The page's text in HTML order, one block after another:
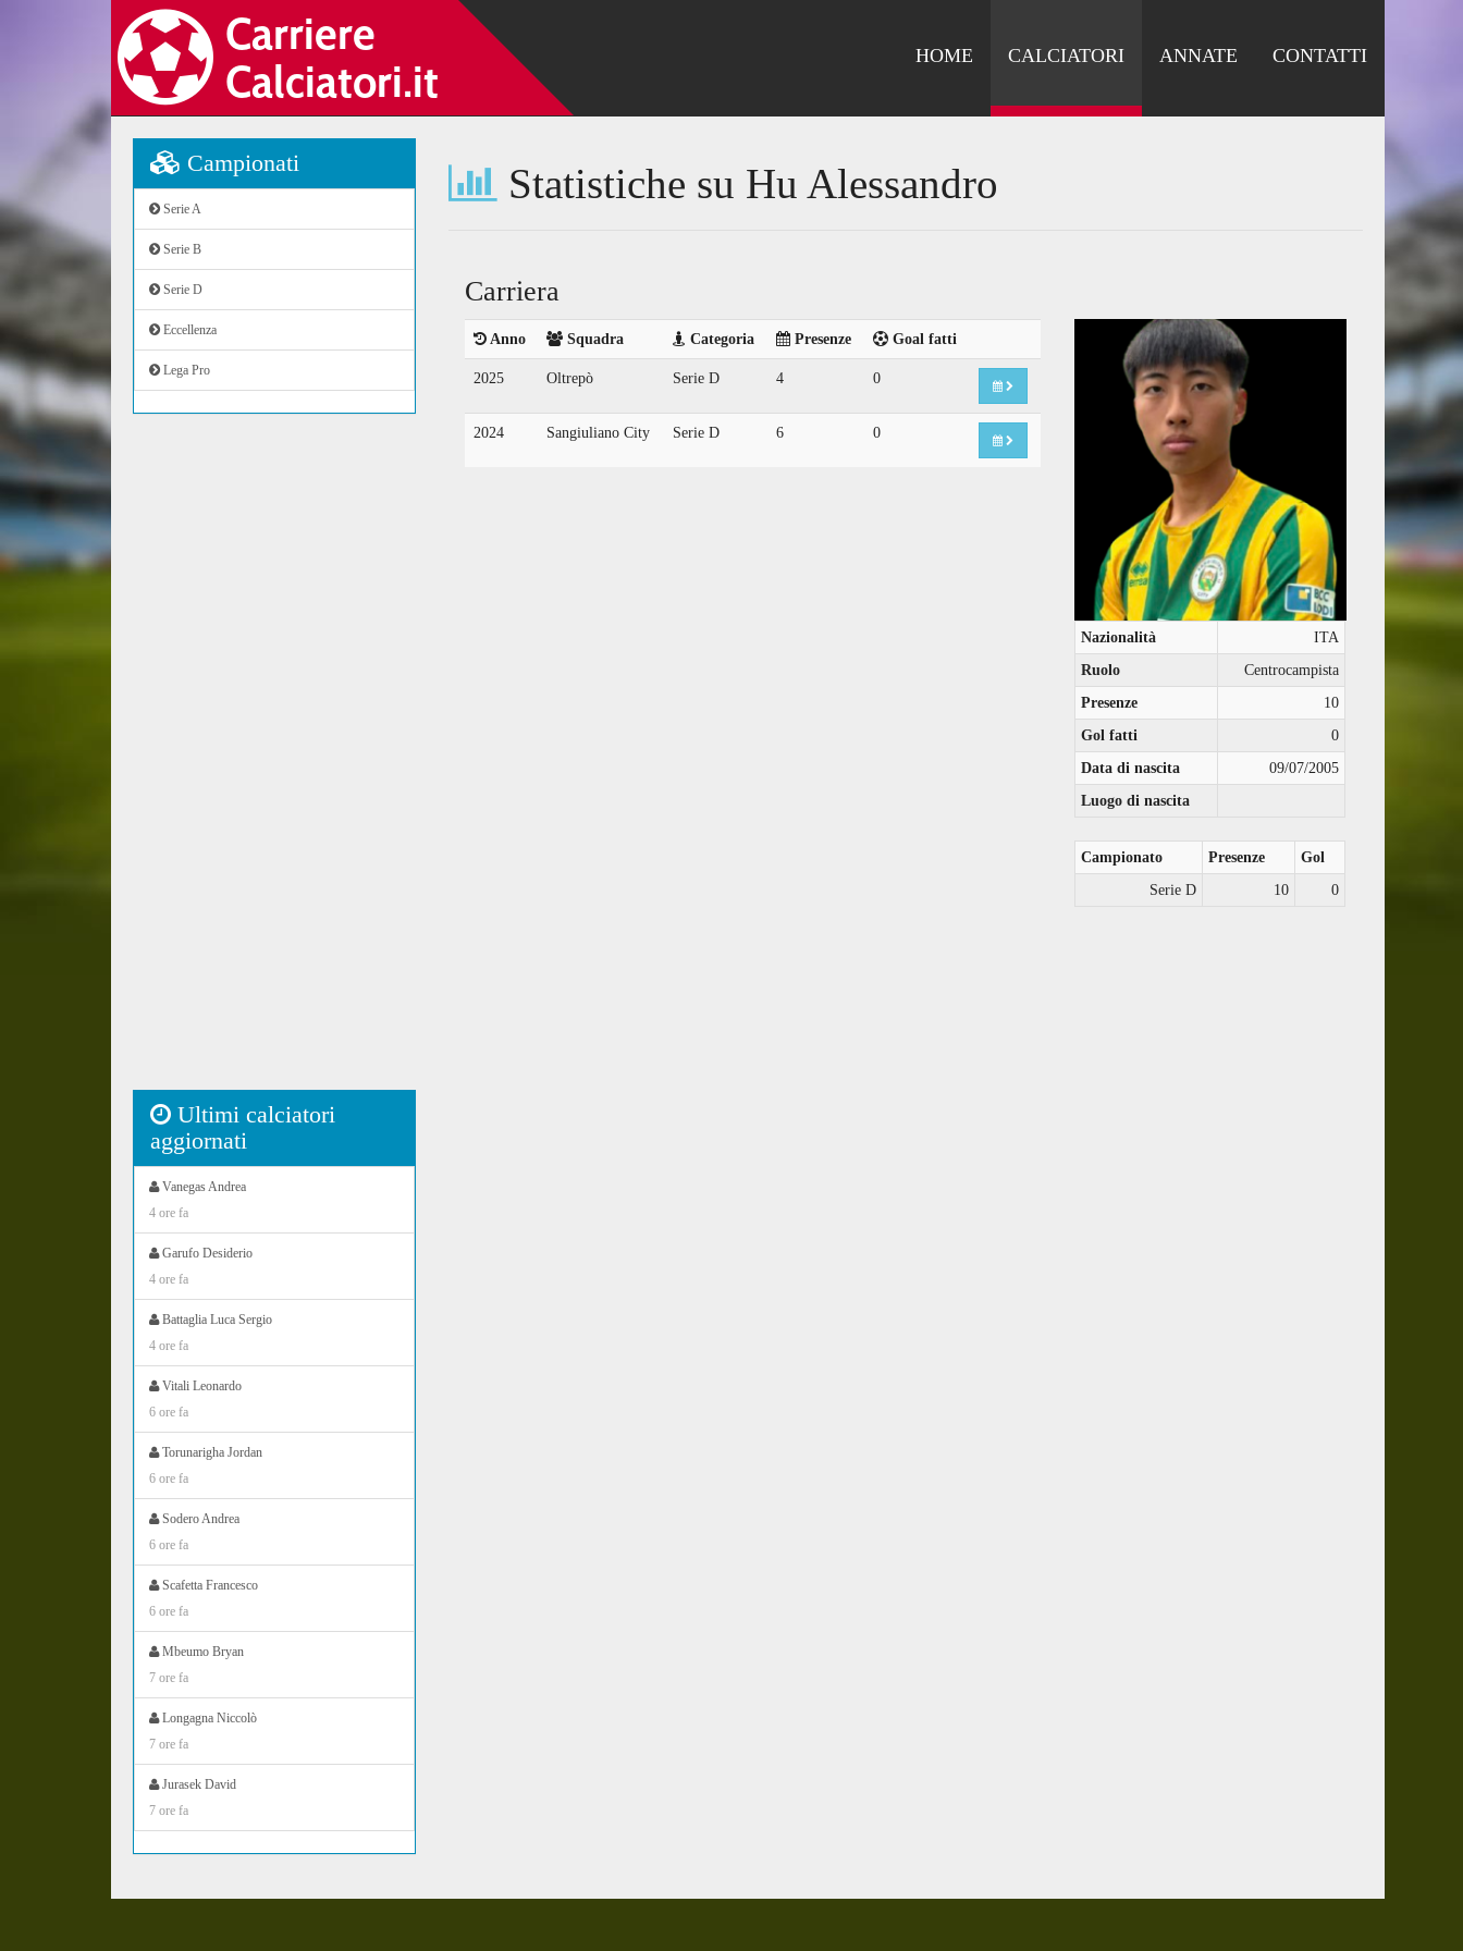
HOME CALCIATORI ANNATE CONTATTI
Campionati
Serie A
Serie B
Serie D
Eccellenza
Lega Pro
Ultimi calciatori
aggiornati
Vanegas Andrea
4 ore fa
Garufo Desiderio
4 ore fa
Battaglia Luca Sergio
4 ore fa
Vitali Leonardo
6 ore fa
Torunarigha Jordan
6 ore fa
Sodero Andrea
6 ore fa
Scafetta Francesco
6 ore fa
Mbeumo Bryan
7 ore fa
Longagna Niccolò
7 ore fa
Jurasek David
7 ore fa
Statistiche su Hu Alessandro
Carriera
Anno Squadra Categoria Presenze Goal fatti
2025 Oltrepò Serie D 4 0
2024 Sangiuliano City Serie D 6 0
Nazionalità
ITA
Ruolo
Centrocampista
Presenze
10
Gol fatti
0
Data di nascita
09/07/2005
Luogo di nascita
Campionato Presenze
Gol
Serie D
10 0